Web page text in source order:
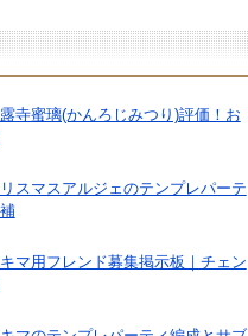
露寺蜜璃(かんろじみつり)評価！お
リスマスアルジェのテンプレパーテ
キマ用フレンド募集掲示板｜チェン